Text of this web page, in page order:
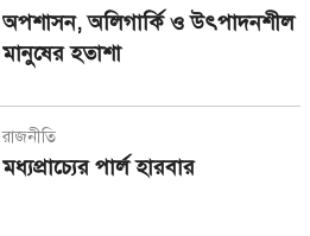
অপশাসন, অলিগার্কি ও উৎপাদনশীল
মানুষের হতাশা
রাজনীতি
মধ্যপ্রাচ্যের পার্ল হারবার